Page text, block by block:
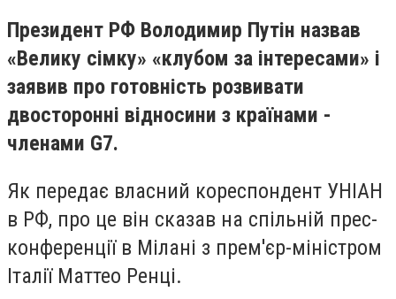
Президент РФ Володимир Путін назвав
«Велику сімку» «клубом за інтересами» і
заявив про готовність розвивати
двосторонні відносини з країнами -
членами G7.
Як передає власний кореспондент УНІАН
в РФ, про це він сказав на спільній прес-
конференції в Мілані з прем'єр-міністром
Італії Маттео Ренці.